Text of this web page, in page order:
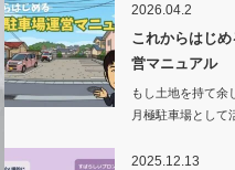
2026.04.2
これからはじ
営マニュアル
もし土地を持て余
月極駐車場として
2025.12.13